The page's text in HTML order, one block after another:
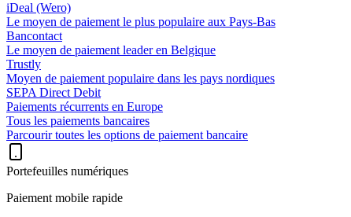
iDeal (Wero)
Le moyen de paiement le plus populaire aux Pays-Bas
Bancontact
Le moyen de paiement leader en Belgique
Trustly
Moyen de paiement populaire dans les pays nordiques
SEPA Direct Debit
Paiements récurrents en Europe
Tous les paiements bancaires
Parcourir toutes les options de paiement bancaire
Portefeuilles numériques
Paiement mobile rapide